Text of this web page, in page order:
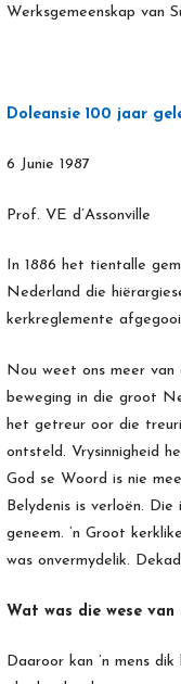
Werksgemeenskap van
Doleansie 100 jaar
6 Junie 1987
Prof. VE d’Assonville
In 1886 het tientalle
Nederland die
kerkreglemente
Nou weet ons meer van
beweging in die groot
het getreur oor die
ontsteld. Vrysinnigheid
God se Woord is nie
Belydenis is verloën. Die
geneem. ’n Groot
was onvermydelik.
Wat was die wese van
Daaroor kan ’n mens